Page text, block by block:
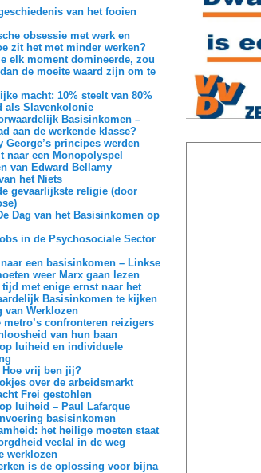
van het fooien
obsessie met werk en
zit het met minder werken?
elk moment domineerde, zou
de moeite waard zijn om te
macht: 10% steelt van 80%
als Slavenkolonie
Basisinkomen –
aan de werkende klasse?
George’s principes werden
naar een Monopolyspel
van Edward Bellamy
het Niets
gevaarlijkste religie (door
Dag van het Basisinkomen op
in de Psychosociale Sector
een basisinkomen – Linkse
weer Marx gaan lezen
tijd met enige ernst naar het
Basisinkomen te kijken
van Werklozen
metro’s confronteren reizigers
van hun baan
luiheid en individuele
vrij ben jij?
over de arbeidsmarkt
Frei gestohlen
luiheid – Paul Lafarque
basisinkomen
het heilige moeten staat
veelal in de weg
werklozen
is de oplossing voor bijna